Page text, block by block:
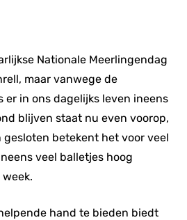
Nationale Meerlingendag
maar vanwege de
er in ons dagelijks leven ineens
blijven staat nu even voorop,
gesloten betekent het voor veel
veel balletjes hoog
hand te bieden biedt